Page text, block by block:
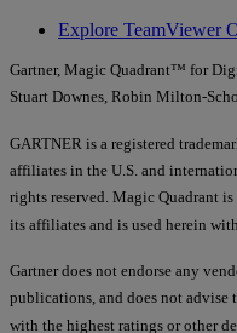
Explore TeamViewer
Gartner, Magic Quadrant™ for
Stuart Downes, Robin Milton-
GARTNER is a registered
affiliates in the U.S. and
rights reserved. Magic Quadrant
its affiliates and is used herein
Gartner does not endorse any
publications, and does not advise
with the highest ratings or other